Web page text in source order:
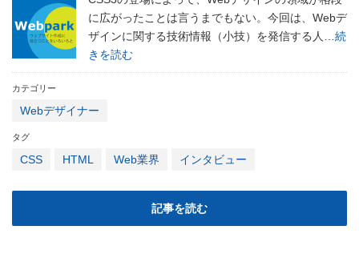
に広がったことは言うまでもない。今回は、Webデ
ザインに関する技術情報（小技）を発信する人… 続
きを読む
カテゴリー
Webデザイナー
タグ
CSS HTML Web業界 インタビュー
記事を読む